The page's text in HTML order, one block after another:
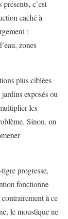
c’est
caché à
:
zones
plus ciblées
exposés ou
les
Sinon, on
progresse,
fonctionne
à ce
le moustique ne